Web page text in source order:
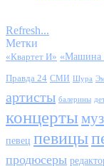
Refresh...
Метки
«Квартет И» «Машина
Правда 24 СМИ Шура
артисты балерины
концерты
певец певицы
продюсеры